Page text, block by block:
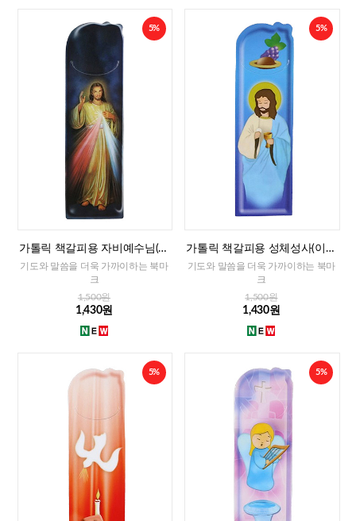
5%
가톨릭 책갈피용 자비예수님(이
태리)
기도와 말씀을 더욱 가까이하는 북마
크
1,500원
1,430원
5%
가톨릭 책갈피용 성체성사(이태
리)
기도와 말씀을 더욱 가까이하는 북마
크
1,500원
1,430원
5% 5%